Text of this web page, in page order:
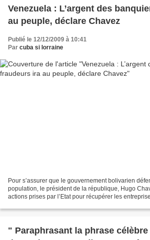
Venezuela : L’argent des
au peuple, déclare Chavez
Publié le 12/12/2009 à 10:41
Par cuba si lorraine
Pour s’assurer que le gouvernement bolivarien
population, le président de la république, Hugo
actions prises par l’Etat pour récupérer les
" Paraphrasant la phrase célèbre